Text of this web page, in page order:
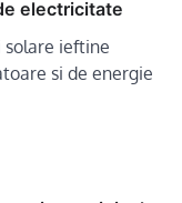
electricitate
solare ieftine
si de energie